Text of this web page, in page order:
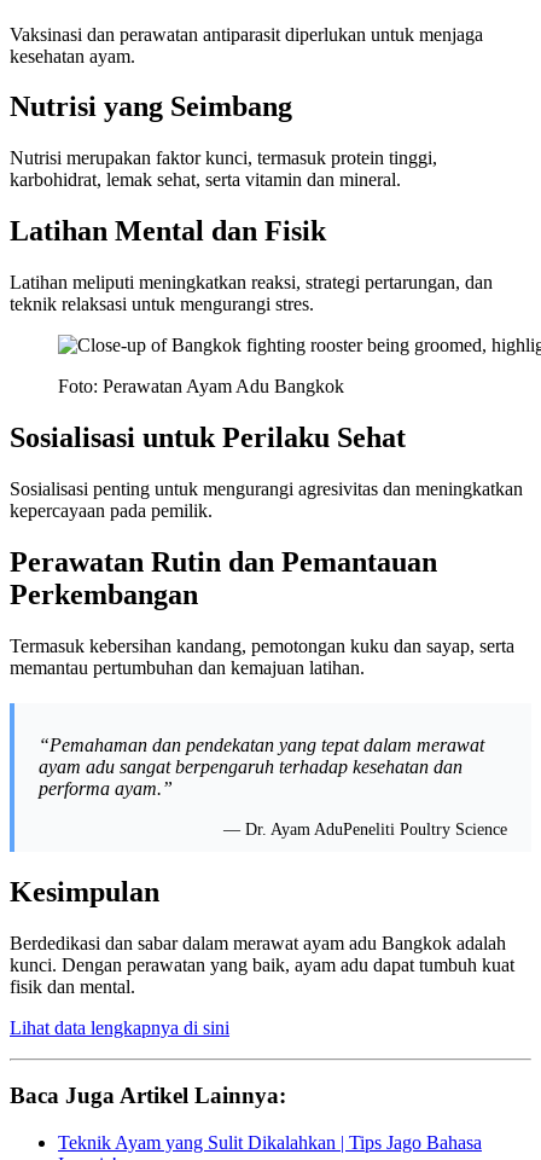
Vaksinasi dan perawatan antiparasit diperlukan untuk menjaga
kesehatan ayam.
Nutrisi yang Seimbang
Nutrisi merupakan faktor kunci, termasuk protein tinggi,
karbohidrat, lemak sehat, serta vitamin dan mineral.
Latihan Mental dan Fisik
Latihan meliputi meningkatkan reaksi, strategi pertarungan, dan
teknik relaksasi untuk mengurangi stres.
Foto: Perawatan Ayam Adu Bangkok
Sosialisasi untuk Perilaku Sehat
Sosialisasi penting untuk mengurangi agresivitas dan meningkatkan
kepercayaan pada pemilik.
Perawatan Rutin dan Pemantauan
Perkembangan
Termasuk kebersihan kandang, pemotongan kuku dan sayap, serta
memantau pertumbuhan dan kemajuan latihan.
“Pemahaman dan pendekatan yang tepat dalam merawat
ayam adu sangat berpengaruh terhadap kesehatan dan
performa ayam.”
— Dr. Ayam AduPeneliti Poultry Science
Kesimpulan
Berdedikasi dan sabar dalam merawat ayam adu Bangkok adalah
kunci. Dengan perawatan yang baik, ayam adu dapat tumbuh kuat
fisik dan mental.
Lihat data lengkapnya di sini
Baca Juga Artikel Lainnya:
Teknik Ayam yang Sulit Dikalahkan | Tips Jago Bahasa